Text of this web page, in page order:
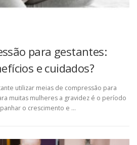
para gestantes:
e cuidados?
utilizar meias de compressão para
muitas mulheres a gravidez é o período
o crescimento e …